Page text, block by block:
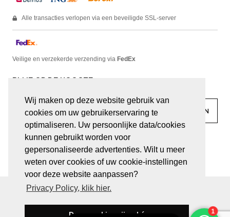
Wij maken op deze website gebruik van
cookies om uw gebruikerservaring te
optimaliseren. Uw persoonlijke data/cookies
kunnen gebruikt worden voor
gepersonaliseerde advertenties. Wilt u meer
weten over cookies of uw cookie-instellingen
voor deze website aanpassen?
Privacy Policy, klik hier.
Deze cookies zijn oké
Alle transacties verlopen via een beveiligde SSL-server
Veilige en verzekerde verzending via FedEx
BLIJF OP DE HOOGTE
facebook linkedin
© JUWELEN HAESEVOETS 2026